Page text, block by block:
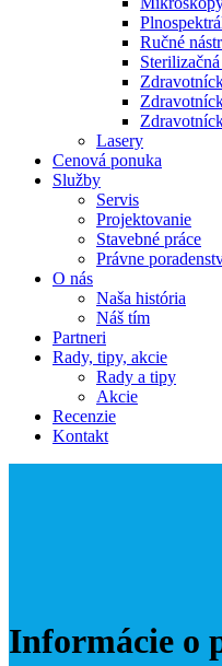
Ručné
Lasery
Cenová ponuka
Služby
Servis
Projektovanie
Stavebné práce
Právne
O nás
Naša história
Náš tím
Partneri
Rady, tipy, akcie
Rady a tipy
Akcie
Recenzie
Kontakt
Informácie o